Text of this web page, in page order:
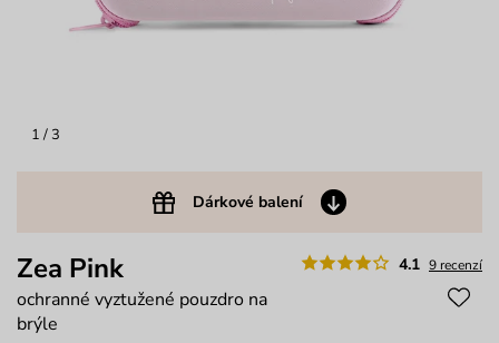
1 / 3
Dárkové balení
4.1 9 recenzí
Zea Pink
ochranné vyztužené pouzdro na
brýle